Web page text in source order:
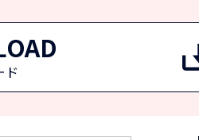
ド